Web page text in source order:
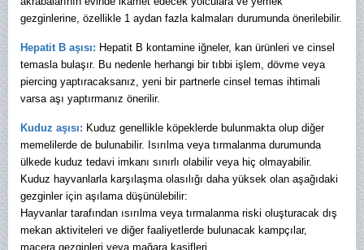
gezginlerine, özellikle 1 aydan fazla kalmaları durumunda önerilebilir.
Hepatit B aşısı: Hepatit B kontamine iğneler, kan ürünleri ve cinsel
temasla bulaşır. Bu nedenle herhangi bir tıbbi işlem, dövme veya
piercing yaptıracaksanız, yeni bir partnerle cinsel temas ihtimali
varsa aşı yaptırmanız önerilir.
Kuduz aşısı: Kuduz genellikle köpeklerde bulunmakta olup diğer
memelilerde de bulunabilir. Isırılma veya tırmalanma durumunda
ülkede kuduz tedavi imkanı sınırlı olabilir veya hiç olmayabilir.
Kuduz hayvanlarla karşılaşma olasılığı daha yüksek olan aşağıdaki
gezginler için aşılama düşünülebilir:
Hayvanlar tarafından ısırılma veya tırmalanma riski oluşturacak dış
mekan aktiviteleri ve diğer faaliyetlerde bulunacak kampçılar,
macera gezginleri veya mağara kaşifleri,